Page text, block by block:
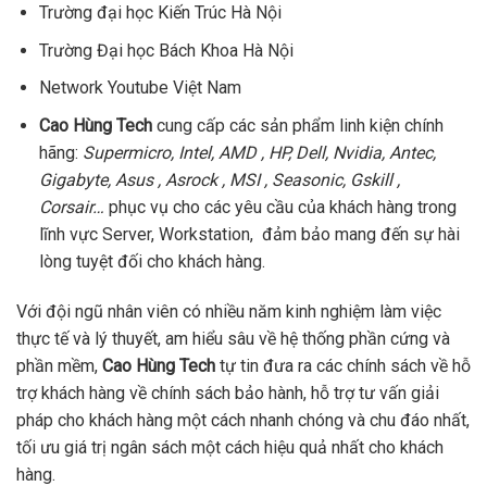
Trường đại học Kiến Trúc Hà Nội
Trường Đại học Bách Khoa Hà Nội
Network Youtube Việt Nam
Cao Hùng Tech cung cấp các sản phẩm linh kiện chính
hãng: Supermicro, Intel, AMD , HP, Dell, Nvidia, Antec,
Gigabyte, Asus , Asrock , MSI , Seasonic, Gskill ,
Corsair… phục vụ cho các yêu cầu của khách hàng trong
lĩnh vực Server, Workstation, đảm bảo mang đến sự hài
lòng tuyệt đối cho khách hàng.
Với đội ngũ nhân viên có nhiều năm kinh nghiệm làm việc
thực tế và lý thuyết, am hiểu sâu về hệ thống phần cứng và
phần mềm, Cao Hùng Tech tự tin đưa ra các chính sách về hỗ
trợ khách hàng về chính sách bảo hành, hỗ trợ tư vấn giải
pháp cho khách hàng một cách nhanh chóng và chu đáo nhất,
tối ưu giá trị ngân sách một cách hiệu quả nhất cho khách
hàng.